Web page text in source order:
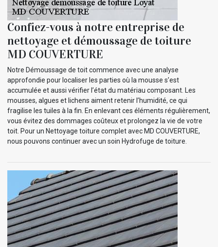
Confiez-vous à notre entreprise de
nettoyage et démoussage de toiture
MD COUVERTURE
Notre Démoussage de toit commence avec une analyse
approfondie pour localiser les parties où la mousse s’est
accumulée et aussi vérifier l’état du matériau composant. Les
mousses, algues et lichens aiment retenir l’humidité, ce qui
fragilise les tuiles à la fin. En enlevant ces éléments régulièrement,
vous évitez des dommages coûteux et prolongez la vie de votre
toit. Pour un Nettoyage toiture complet avec MD COUVERTURE,
nous pouvons continuer avec un soin Hydrofuge de toiture.